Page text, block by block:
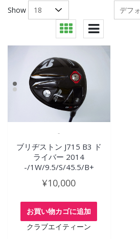
Show
-
ブリヂストン J715 B3 ド
ライバー 2014
-/1W/9.5/S/45.5/B+
¥10,000
お買い物カゴに追加
クラブエイティーン